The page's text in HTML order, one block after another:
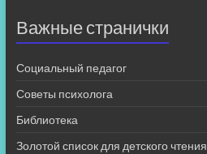
Важные странички
Социальный педагог
Советы психолога
Библиотека
Золотой список для детского чтения